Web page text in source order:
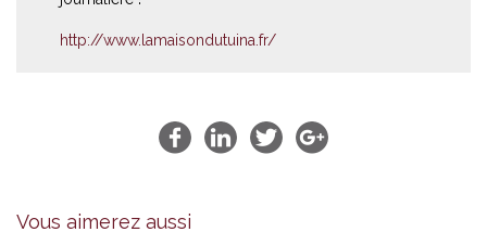
http://www.lamaisondutuina.fr/
Vous aimerez aussi